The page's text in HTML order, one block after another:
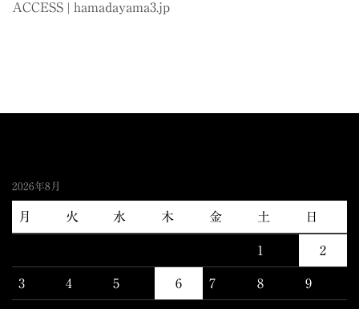
ACCESS | hamadayama3.jp
2026年8月
月 火 水 木 金 土 日
1 2
3 4 5 6 7 8 9